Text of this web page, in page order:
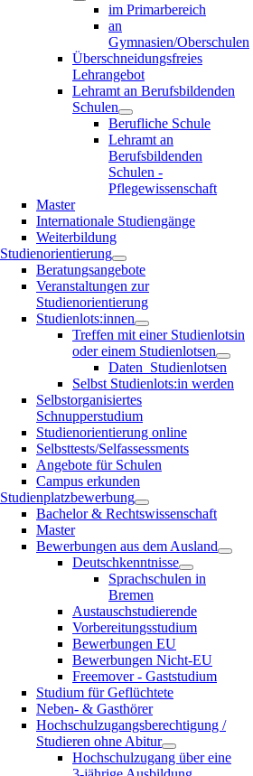
im Primarbereich
an
Gymnasien/Oberschulen
Überschneidungsfreies
Lehrangebot
Lehramt an Berufsbildenden
Schulen
Berufliche Schule
Lehramt an
Berufsbildenden
Schulen -
Pflegewissenschaft
Master
Internationale Studiengänge
Weiterbildung
Studienorientierung
Beratungsangebote
Veranstaltungen zur
Studienorientierung
Studienlots:innen
Treffen mit einer Studienlotsin
oder einem Studienlotsen
Daten_Studienlotsen
Selbst Studienlots:in werden
Selbstorganisiertes
Schnupperstudium
Studienorientierung online
Selbsttests/Selfassessments
Angebote für Schulen
Campus erkunden
Studienplatzbewerbung
Bachelor & Rechtswissenschaft
Master
Bewerbungen aus dem Ausland
Deutschkenntnisse
Sprachschulen in
Bremen
Austauschstudierende
Vorbereitungsstudium
Bewerbungen EU
Bewerbungen Nicht-EU
Freemover - Gaststudium
Studium für Geflüchtete
Neben- & Gasthörer
Hochschulzugangsberechtigung /
Studieren ohne Abitur
Hochschulzugang über eine